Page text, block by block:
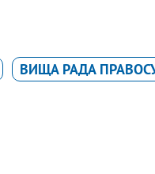
ВИЩА РАДА